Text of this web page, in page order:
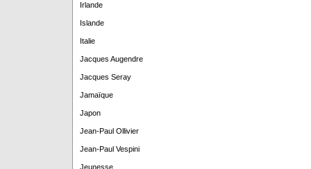
Irlande
Islande
Italie
Jacques Augendre
Jacques Seray
Jamaïque
Japon
Jean-Paul Ollivier
Jean-Paul Vespini
Jeunesse